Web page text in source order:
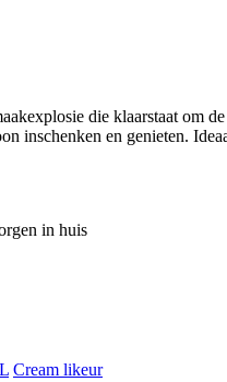
die klaarstaat om
inschenken en genieten.
in huis
Cream likeur